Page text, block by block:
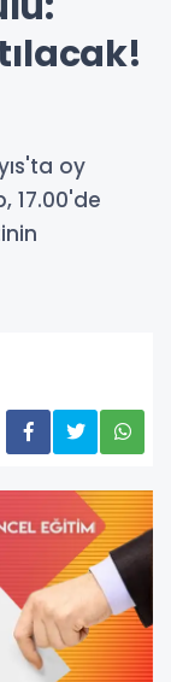
oy
17.00'de